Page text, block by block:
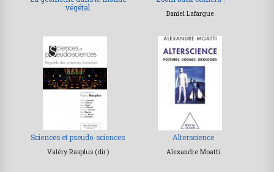
végétal
Daniel Lafargue
Sciences et pseudo-sciences
Valéry Rasplus (dir.)
Alterscience
Alexandre Moatti